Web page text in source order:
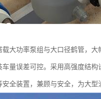
大功率泵组与大口径鹤管，
量误差可控。采用高强度结
全装置，兼顾与安全，为大